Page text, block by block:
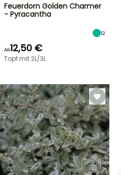
Feuerdorn Golden Charmer
- Pyracantha
12
Ab12,50 €
Topf mit 2L/3L